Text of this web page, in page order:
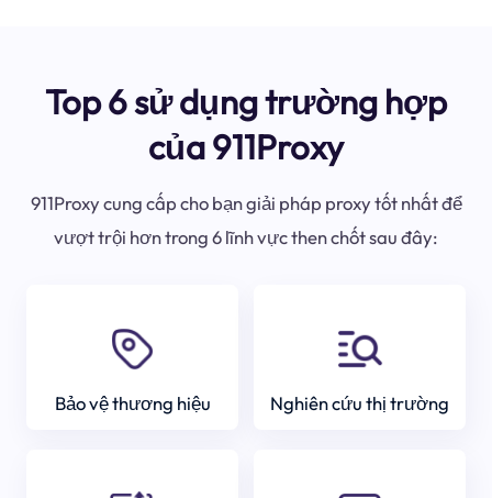
Top 6 sử dụng trường hợp
của 911Proxy
911Proxy cung cấp cho bạn giải pháp proxy tốt nhất để
vượt trội hơn trong 6 lĩnh vực then chốt sau đây:
Bảo vệ thương hiệu Nghiên cứu thị trường